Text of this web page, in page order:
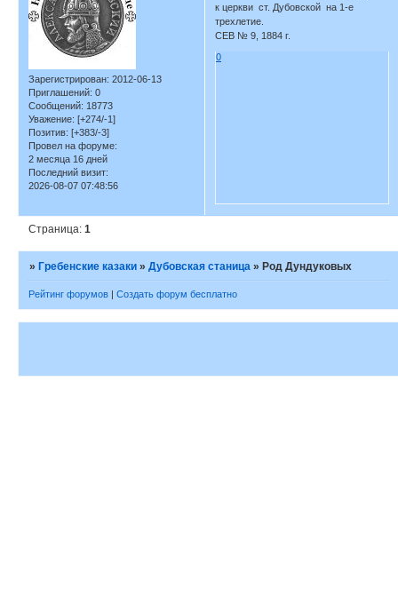
Зарегистрирован: 2012-06-13
Приглашений: 0
Сообщений: 18773
Уважение: [+274/-1]
Позитив: [+383/-3]
Провел на форуме:
2 месяца 16 дней
Последний визит:
2026-08-07 07:48:56
к церкви ст. Дубовской на 1-е
трехлетие.
СЕВ № 9, 1884 г.
0
Страница:1
» Гребенские казаки »Дубовская станица » Род Дундуковых
Рейтинг форумов Создать форум бесплатно